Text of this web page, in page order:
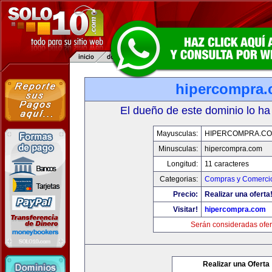
El dueño de este dominio lo
Mayusculas:
Minusculas:
hipercompra.com
Longitud:
11 caracteres
Categorias:
Compras y
Precio:
Realizar una oferta!
Visitar!
hipercompra.com
Serán consideradas
Realizar una Oferta